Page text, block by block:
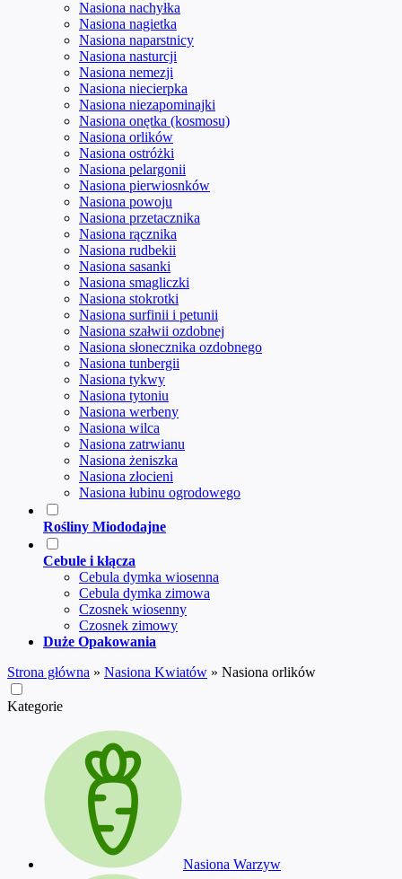
Nasiona nachyłka
Nasiona nagietka
Nasiona naparstnicy
Nasiona nasturcji
Nasiona nemezji
Nasiona niecierpka
Nasiona niezapominajki
Nasiona onętka (kosmosu)
Nasiona orlików
Nasiona ostróżki
Nasiona pelargonii
Nasiona pierwiosnków
Nasiona powoju
Nasiona przetacznika
Nasiona rącznika
Nasiona rudbekii
Nasiona sasanki
Nasiona smagliczki
Nasiona stokrotki
Nasiona surfinii i petunii
Nasiona szałwii ozdobnej
Nasiona słonecznika ozdobnego
Nasiona tunbergii
Nasiona tykwy
Nasiona tytoniu
Nasiona werbeny
Nasiona wilca
Nasiona zatrwianu
Nasiona żeniszka
Nasiona złocieni
Nasiona łubinu ogrodowego
Rośliny Miododajne
Cebule i kłącza
Cebula dymka wiosenna
Cebula dymka zimowa
Czosnek wiosenny
Czosnek zimowy
Duże Opakowania
Strona główna » Nasiona Kwiatów » Nasiona orlików
Kategorie
Nasiona Warzyw